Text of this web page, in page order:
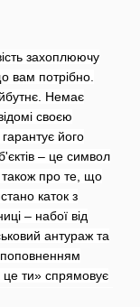
захоплюючу
вам потрібно.
Немає
своєю
його
– це символ
також про те, що
каток з
– набої від
антураж та
поповненням
це ти» спрямовує